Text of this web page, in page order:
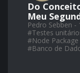
Do
Meu
Pedro Sebben -
#Testes
#Node
#Banco de